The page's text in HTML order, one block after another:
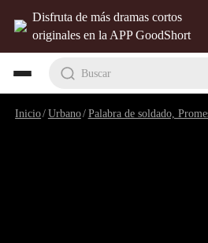
Disfruta de más dramas cortos
originales en la APP GoodShort
Buscar
Inicio/Urbano/Palabra de soldado,